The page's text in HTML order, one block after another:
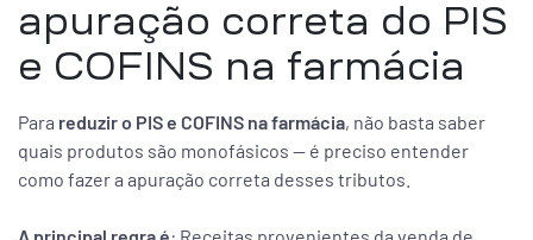
apuração correta do PIS
e COFINS na farmácia
Para reduzir o PIS e COFINS na farmácia, não basta saber
quais produtos são monofásicos — é preciso entender
como fazer a apuração correta desses tributos.
A principal regra é: Receitas provenientes da venda de